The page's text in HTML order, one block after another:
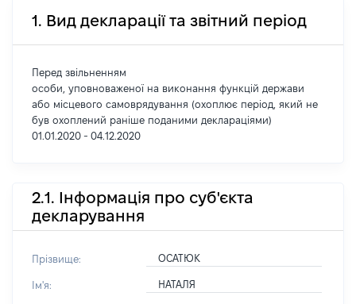
1. Вид декларації та звітний період
Перед звільненням
особи, уповноваженої на виконання функцій держави
або місцевого самоврядування (охоплює період, який не
був охоплений раніше поданими деклараціями)
01.01.2020 - 04.12.2020
2.1. Інформація про суб'єкта
декларування
Прізвище: ОСАТЮК
Ім'я: НАТАЛЯ